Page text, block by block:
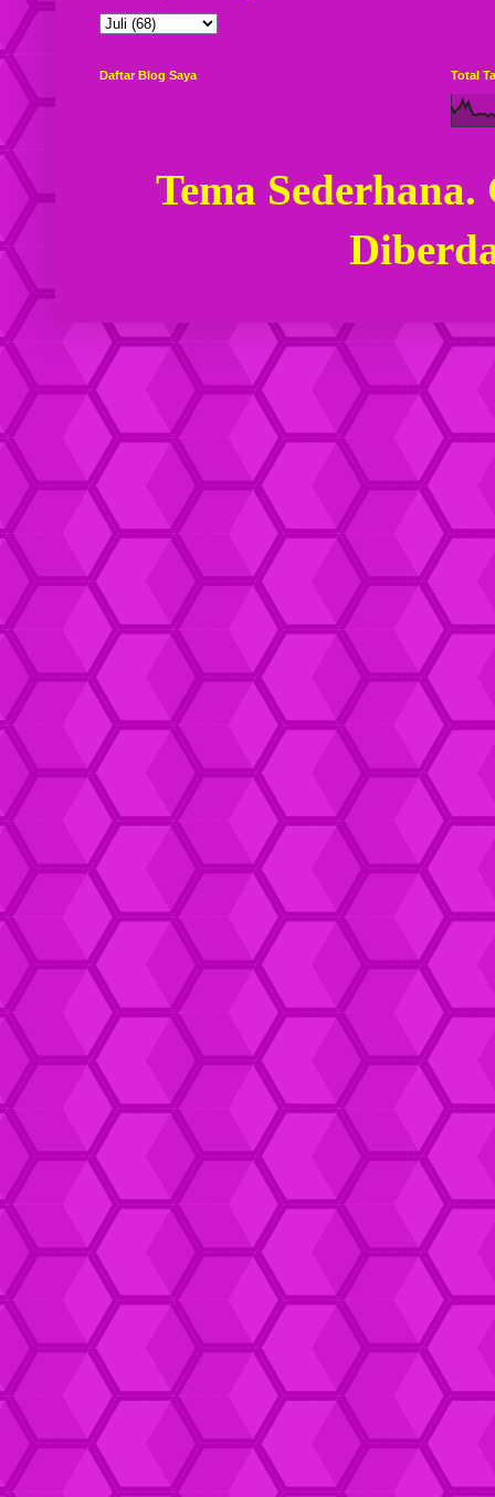
Daftar Blog Saya Total
Tema